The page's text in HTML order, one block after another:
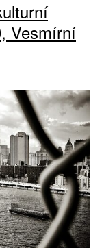
Vesmírní